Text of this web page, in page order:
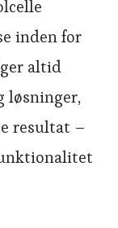
inden for
altid
løsninger,
resultat –